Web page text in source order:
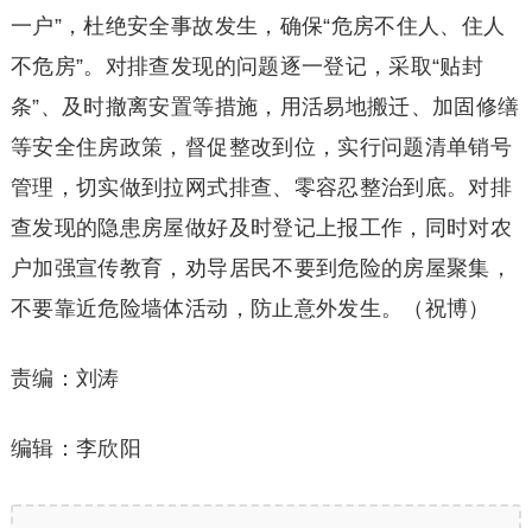
一户”，杜绝安全事故发生，确保“危房不住人、住人
不危房”。对排查发现的问题逐一登记，采取“贴封
条”、及时撤离安置等措施，用活易地搬迁、加固修缮
等安全住房政策，督促整改到位，实行问题清单销号
管理，切实做到拉网式排查、零容忍整治到底。对排
查发现的隐患房屋做好及时登记上报工作，同时对农
户加强宣传教育，劝导居民不要到危险的房屋聚集，
不要靠近危险墙体活动，防止意外发生。（祝博）
责编：刘涛
编辑：李欣阳